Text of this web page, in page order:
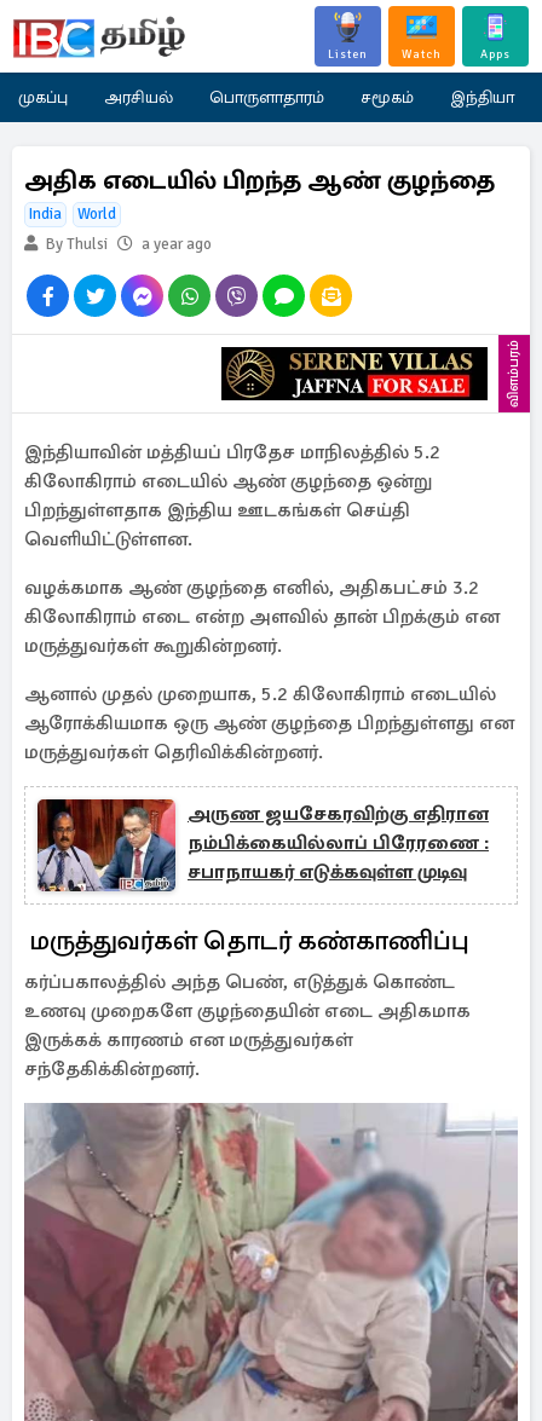
Listen Watch Apps
முகப்பு அரசியல் பொருளாதாரம் சமூகம் இந்தியா
அதிக எடையில் பிறந்த ஆண் குழந்தை
India
World
By Thulsi
a year ago
விளம்பரம்
இந்தியாவின் மத்தியப் பிரதேச மாநிலத்தில் 5.2
கிலோகிராம் எடையில் ஆண் குழந்தை ஒன்று
பிறந்துள்ளதாக இந்திய ஊடகங்கள் செய்தி
வெளியிட்டுள்ளன.
வழக்கமாக ஆண் குழந்தை எனில், அதிகபட்சம் 3.2
கிலோகிராம் எடை என்ற அளவில் தான் பிறக்கும் என
மருத்துவர்கள் கூறுகின்றனர்.
ஆனால் முதல் முறையாக, 5.2 கிலோகிராம் எடையில்
ஆரோக்கியமாக ஒரு ஆண் குழந்தை பிறந்துள்ளது என
மருத்துவர்கள் தெரிவிக்கின்றனர்.
அருண ஜயசேகரவிற்கு எதிரான
நம்பிக்கையில்லாப் பிரேரணை :
சபாநாயகர் எடுக்கவுள்ள முடிவு
மருத்துவர்கள் தொடர் கண்காணிப்பு
கர்ப்பகாலத்தில் அந்த பெண், எடுத்துக் கொண்ட
உணவு முறைகளே குழந்தையின் எடை அதிகமாக
இருக்கக் காரணம் என மருத்துவர்கள்
சந்தேகிக்கின்றனர்.